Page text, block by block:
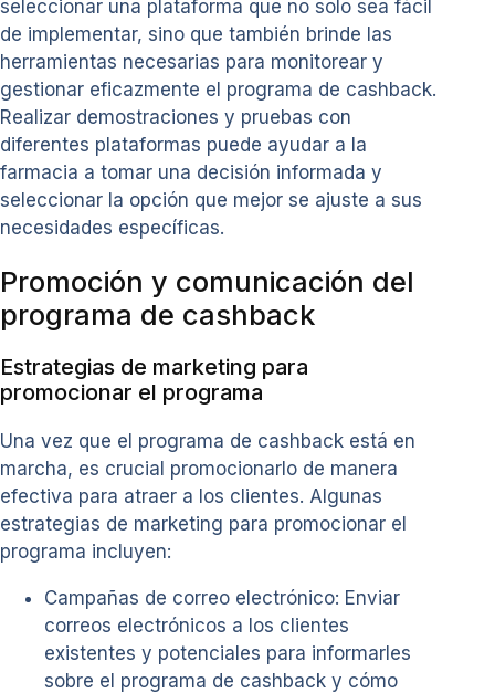
seleccionar una plataforma que no solo sea fácil
de implementar, sino que también brinde las
herramientas necesarias para monitorear y
gestionar eficazmente el programa de cashback.
Realizar demostraciones y pruebas con
diferentes plataformas puede ayudar a la
farmacia a tomar una decisión informada y
seleccionar la opción que mejor se ajuste a sus
necesidades específicas.
Promoción y comunicación del
programa de cashback
Estrategias de marketing para
promocionar el programa
Una vez que el programa de cashback está en
marcha, es crucial promocionarlo de manera
efectiva para atraer a los clientes. Algunas
estrategias de marketing para promocionar el
programa incluyen:
Campañas de correo electrónico: Enviar
correos electrónicos a los clientes
existentes y potenciales para informarles
sobre el programa de cashback y cómo